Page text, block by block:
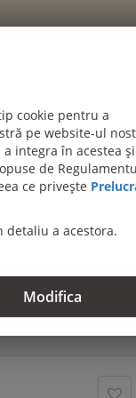
AJUTĂ-MĂ SĂ
SI LVT: Viziteaza
a evalua acest produs.
cookie pentru a
pe website-ul
integra în acestea
de
ce privește
detaliu a acestora.
Modifica